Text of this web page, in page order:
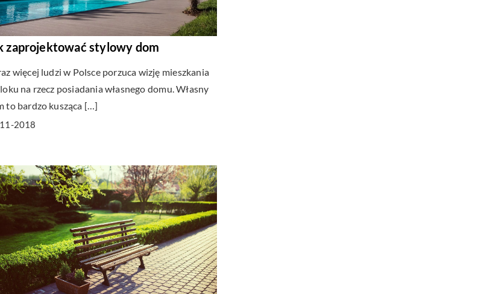
zaprojektować stylowy dom
więcej ludzi w Polsce porzuca wizję mieszkania
na rzecz posiadania własnego domu. Własny
to bardzo kusząca […]
2018